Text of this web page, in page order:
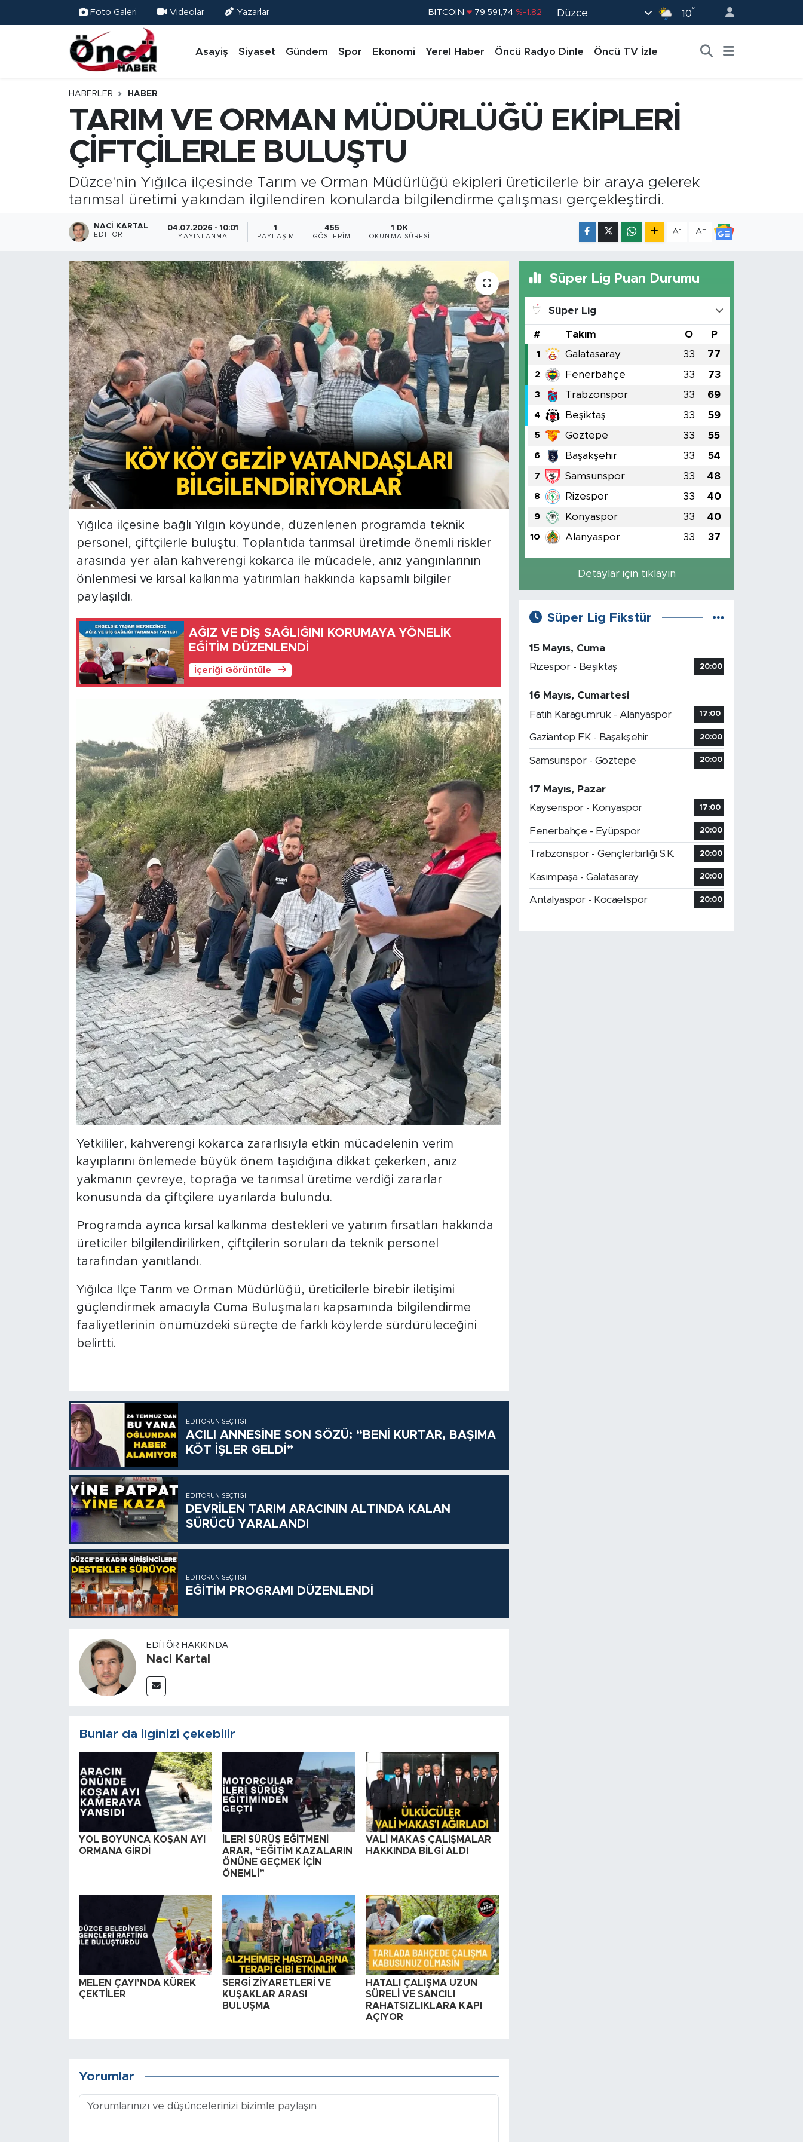
Foto Galeri Videolar Yazarlar DOLAR 45,43620 %0.02
STERLİN 61,60380 %0.18
BITCOIN 79.591,74 %-1.82
Düzce 10°
Asayiş Siyaset Gündem Spor Ekonomi Yerel Haber Öncü Radyo Dinle Öncü TV İzle
HABERLER HABER
TARIM VE ORMAN MÜDÜRLÜĞÜ EKİPLERİ
ÇİFTÇİLERLE BULUŞTU
Düzce'nin Yığılca ilçesinde Tarım ve Orman Müdürlüğü ekipleri üreticilerle bir araya gelerek
tarımsal üretimi yakından ilgilendiren konularda bilgilendirme çalışması gerçekleştirdi.
NACI KARTAL
EDITÖR
04.07.2026 - 10:01
YAYINLANMA
1
PAYLAŞIM
455
GÖSTERIM
1 DK
OKUNMA SÜRESI
A- A+
Yığılca ilçesine bağlı Yılgın köyünde, düzenlenen programda teknik
personel, çiftçilerle buluştu. Toplantıda tarımsal üretimde önemli riskler
arasında yer alan kahverengi kokarca ile mücadele, anız yangınlarının
önlenmesi ve kırsal kalkınma yatırımları hakkında kapsamlı bilgiler
paylaşıldı.
AĞIZ VE DİŞ SAĞLIĞINI KORUMAYA YÖNELİK
EĞİTİM DÜZENLENDİ
İçeriği Görüntüle
Yetkililer, kahverengi kokarca zararlısıyla etkin mücadelenin verim
kayıplarını önlemede büyük önem taşıdığına dikkat çekerken, anız
yakmanın çevreye, toprağa ve tarımsal üretime verdiği zararlar
konusunda da çiftçilere uyarılarda bulundu.
Programda ayrıca kırsal kalkınma destekleri ve yatırım fırsatları hakkında
üreticiler bilgilendirilirken, çiftçilerin soruları da teknik personel
tarafından yanıtlandı.
Yığılca İlçe Tarım ve Orman Müdürlüğü, üreticilerle birebir iletişimi
güçlendirmek amacıyla Cuma Buluşmaları kapsamında bilgilendirme
faaliyetlerinin önümüzdeki süreçte de farklı köylerde sürdürüleceğini
belirtti.
EDITÖRÜN SEÇTIĞI
ACILI ANNESİNE SON SÖZÜ: “BENİ KURTAR, BAŞIMA
KÖT İŞLER GELDİ”
EDITÖRÜN SEÇTIĞI
DEVRİLEN TARIM ARACININ ALTINDA KALAN
SÜRÜCÜ YARALANDI
EDITÖRÜN SEÇTIĞI
EĞİTİM PROGRAMI DÜZENLENDİ
EDITÖR HAKKINDA
Naci Kartal
Bunlar da ilginizi çekebilir
YOL BOYUNCA KOŞAN AYI
ORMANA GİRDİ
İLERİ SÜRÜŞ EĞİTMENİ
ARAR, “EĞİTİM KAZALARIN
ÖNÜNE GEÇMEK İÇİN
ÖNEMLİ”
VALİ MAKAS ÇALIŞMALAR
HAKKINDA BİLGİ ALDI
MELEN ÇAYI’NDA KÜREK
ÇEKTİLER
SERGİ ZİYARETLERİ VE
KUŞAKLAR ARASI
BULUŞMA
HATALI ÇALIŞMA UZUN
SÜRELİ VE SANCILI
RAHATSIZLIKLARA KAPI
AÇIYOR
Yorumlar
Süper Lig Puan Durumu
Süper Lig
# Takım O P
1 Galatasaray 33 77
2 Fenerbahçe 33 73
3 Trabzonspor 33 69
4 Beşiktaş 33 59
5 Göztepe 33 55
6 Başakşehir 33 54
7 Samsunspor 33 48
8 Rizespor 33 40
9 Konyaspor 33 40
10 Alanyaspor 33 37
Detaylar için tıklayın
Süper Lig Fikstür
15 Mayıs, Cuma
Rizespor - Beşiktaş
20:00
16 Mayıs, Cumartesi
Fatih Karagümrük - Alanyaspor
17:00
Gaziantep FK - Başakşehir 20:00
Samsunspor - Göztepe 20:00
17 Mayıs, Pazar
Kayserispor - Konyaspor
17:00
Fenerbahçe - Eyüpspor 20:00
Trabzonspor - Gençlerbirliği S.K. 20:00
Kasımpaşa - Galatasaray 20:00
Antalyaspor - Kocaelispor 20:00
Yerel Haber
Öncü Radyo Dinle
Düzce Nöbetçi Eczaneler
Düzce Hava Durumu
Düzce Trafik Yoğunluk Haritası
Süper Lig Puan Durumu ve Fikstür
Tüm Manşetler
Son Dakika Haberleri